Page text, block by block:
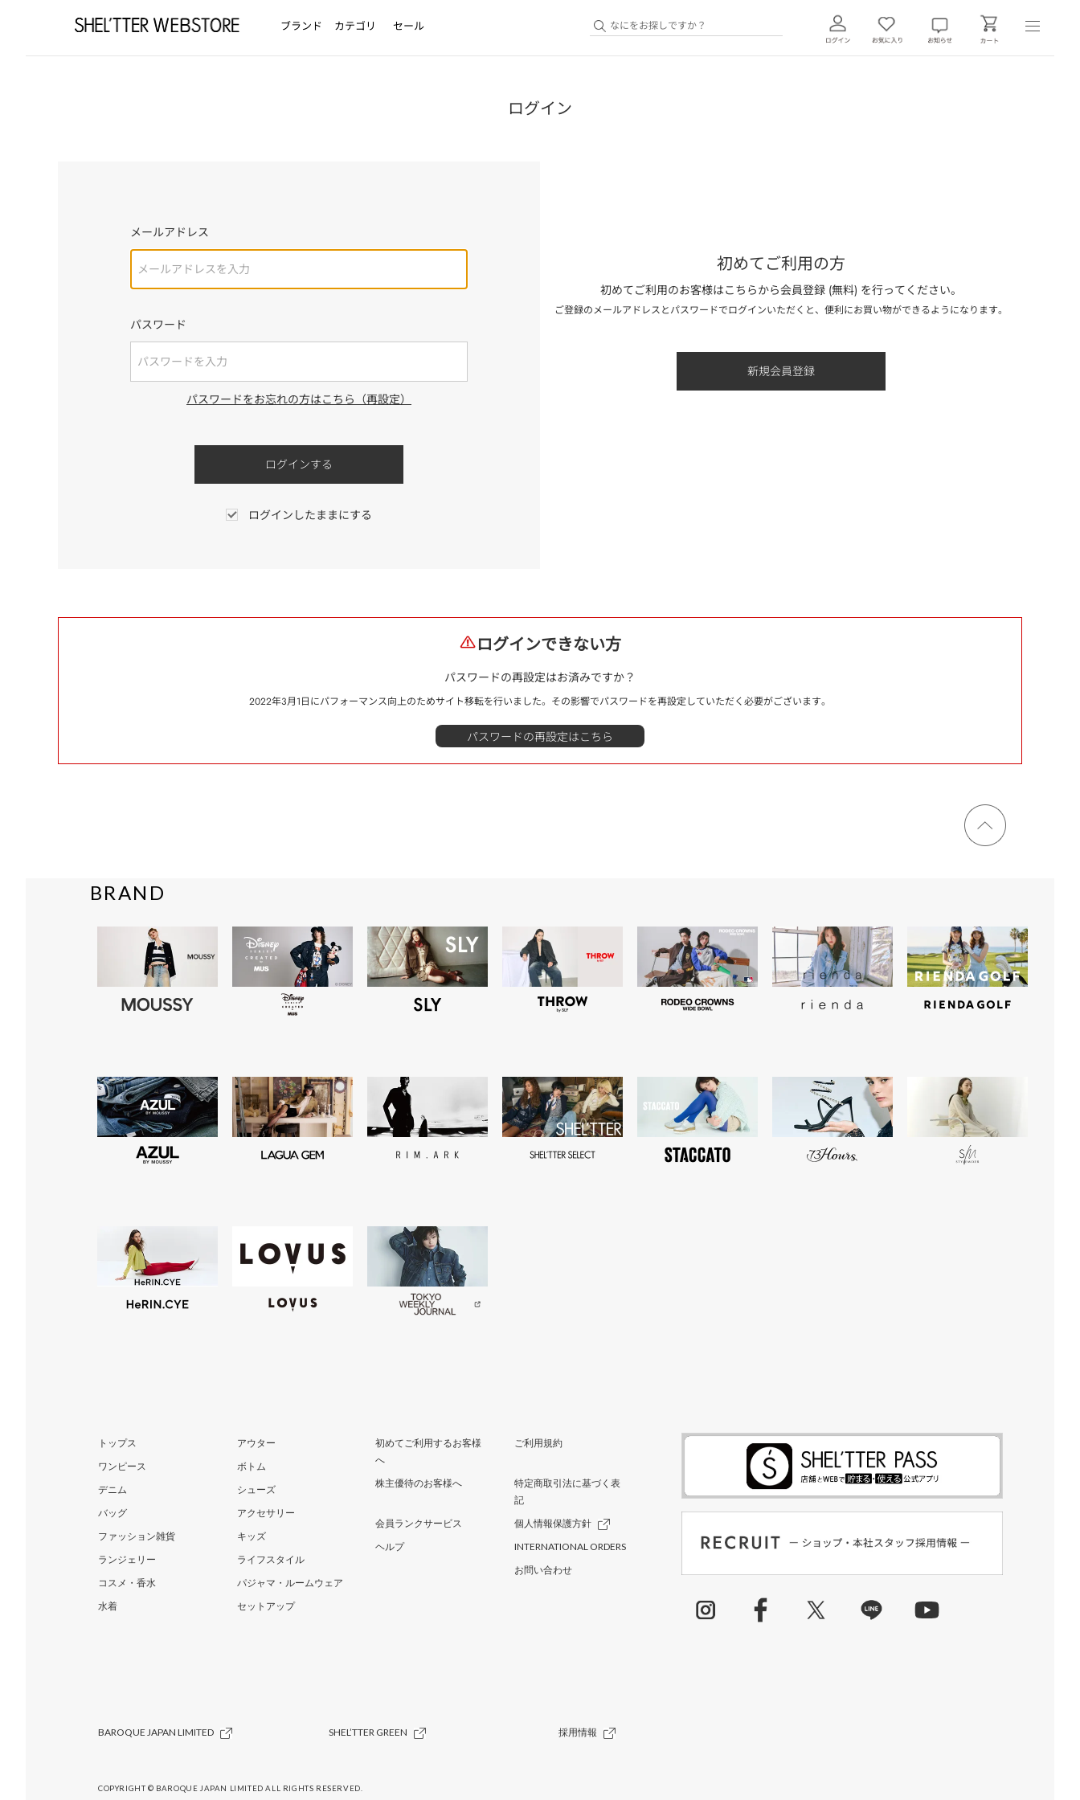
ブランド カテゴリ セール
ログイン
メールアドレス
パスワード
パスワードをお忘れの方はこちら（再設定）
ログインしたままにする
初めてご利用の方
初めてご利用のお客様はこちらから会員登録 (無料) を行ってください。
ご登録のメールアドレスとパスワードでログインいただくと、便利にお買い物ができるようになります。
ログインできない方
パスワードの再設定はお済みですか？
2022年3月1日にパフォーマンス向上のためサイト移転を行いました。その影響でパスワードを再設定していただく必要がございます。
ページ
トップ
BRAND
トップス
アウター
ワンピース
ボトム
デニム
シューズ
バッグ
アクセサリー
ファッション雑貨
キッズ
ランジェリー
ライフスタイル
コスメ・香水
パジャマ・ルームウェア
水着
セットアップ
初めてご利用するお客様
へ
ご利用規約
株主優待のお客様へ
特定商取引法に基づく表
記
会員ランクサービス
個人情報保護方針
ヘルプ
INTERNATIONAL ORDERS
お問い合わせ
BAROQUE JAPAN LIMITED SHEL’TTER GREEN 採用情報
COPYRIGHT © BAROQUE JAPAN LIMITED ALL RIGHTS RESERVED.